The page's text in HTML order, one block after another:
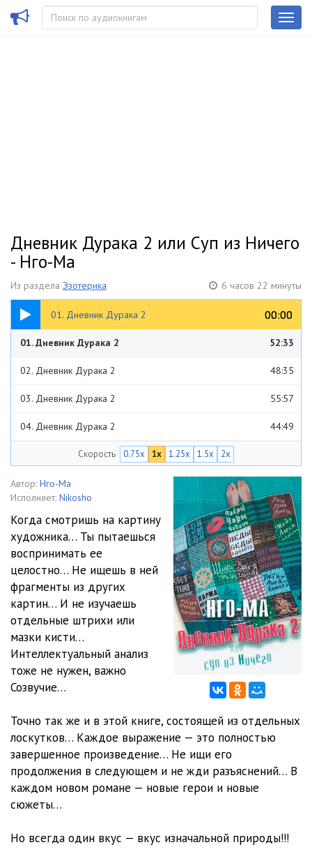
Дневник Дурака 2 или Суп из Ничего
- Нго-Ма
Из раздела Эзотерика 6 часов 22 минуты
01. Дневник Дурака 2 00:00
00:00
52:33
01. Дневник Дурака 2 52:33
02. Дневник Дурака 2 48:35
03. Дневник Дурака 2 55:57
04. Дневник Дурака 2 44:49
05. Дневник Дурака 2
06. Дневник Дурака 2
1:12:30
Скорость 0.75x 1x 1.25x 1.5x 2x
Автор: Нго-Ма
Исполняет: Nikosho
Когда смотришь на картину
художника… Ты пытаешься
воспринимать ее
целостно… Не ищешь в ней
фрагменты из других
картин… И не изучаешь
отдельные штрихи или
мазки кисти…
Интеллектуальный анализ
тоже не нужен, важно
Созвучие…
Точно так же и в этой книге, состоящей из отдельных
лоскутков… Каждое выражение — это полностью
завершенное произведение… Не ищи его
продолжения в следующем и не жди разъяснений… В
каждом новом романе — новые герои и новые
сюжеты…
Но всегда один вкус — вкус изначальной природы!!!